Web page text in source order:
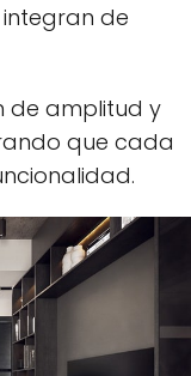
de
de amplitud y
que cada